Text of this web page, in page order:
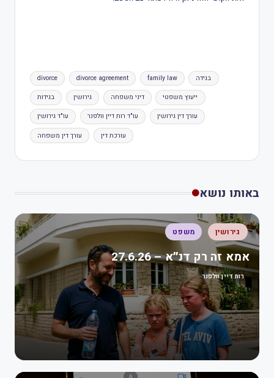
divorce divorce agreement family law בגידה
בגידות גירושין דיני משפחה ייעוץ משפטי
עו"ד גירושין עו"ד רות דיין וולפנר עורך דין גירושין
עורך דין משפחה עורכת דין
באותו נושא
גירושין משפט
אמא זה רק דנ״א – 27.6.26
רות דיין וולפנר